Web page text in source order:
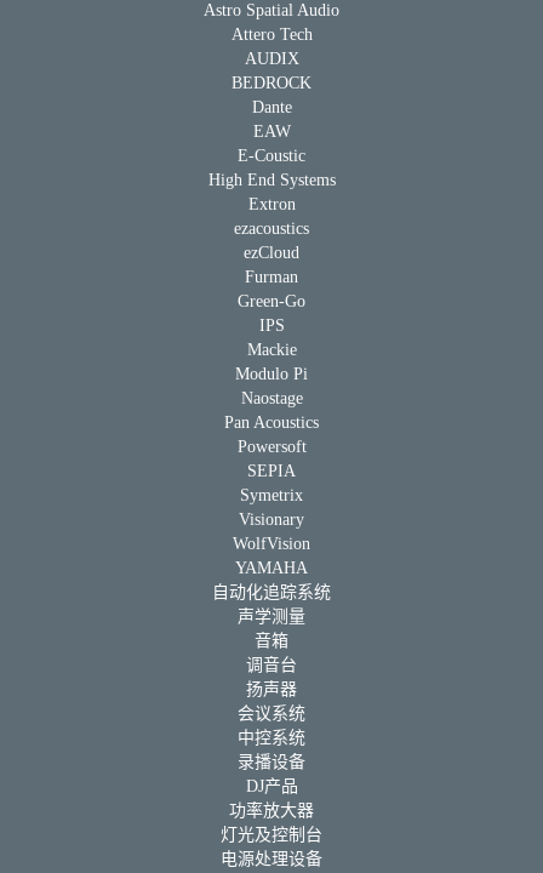
Astro Spatial Audio
Attero Tech
AUDIX
BEDROCK
Dante
EAW
E-Coustic
High End Systems
Extron
ezacoustics
ezCloud
Furman
Green-Go
IPS
Mackie
Modulo Pi
Naostage
Pan Acoustics
Powersoft
SEPIA
Symetrix
Visionary
WolfVision
YAMAHA
自动化追踪系统
声学测量
音箱
调音台
扬声器
会议系统
中控系统
录播设备
DJ产品
功率放大器
灯光及控制台
电源处理设备